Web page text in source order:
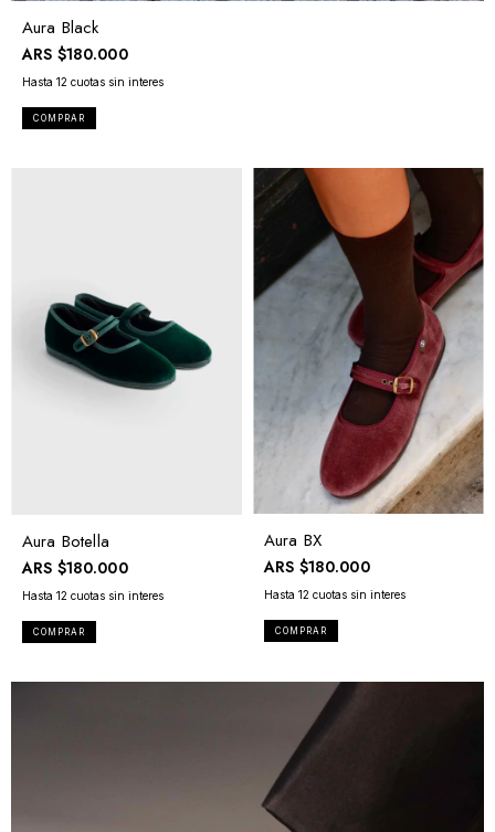
Aura Black
ARS $180.000
COMPRAR
Aura Botella
ARS $180.000
COMPRAR
Aura BX
ARS $180.000
COMPRAR